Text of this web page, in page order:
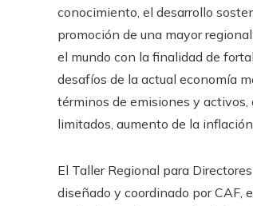
conocimiento, el desarrollo
promoción de una mayor
el mundo con la finalidad de
desafíos de la actual economía
términos de emisiones y
limitados, aumento de la
El Taller Regional para
diseñado y coordinado por CAF,